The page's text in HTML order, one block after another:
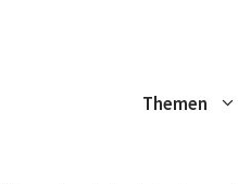
Themen